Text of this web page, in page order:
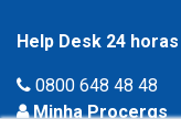
Help Desk 24 horas
0800 648 48 48
Minha Procergs